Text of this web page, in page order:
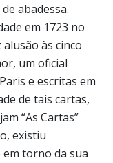
abadessa.
em 1723 no
alusão às cinco
um oficial
e escritas em
de tais cartas,
“As Cartas”
existiu
em torno da sua